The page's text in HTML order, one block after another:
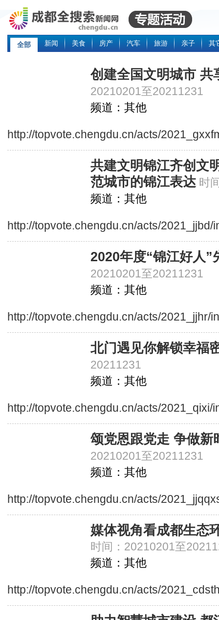
全部 新闻 美食 房产 汽车 旅游 亲子 其
创建全国文明城市 共
20210201至20211231
频道：其他
http://topvote.chengdu.cn/acts/
共建文明锦江齐创文
范城市的锦江表达 时
频道：其他
http://topvote.chengdu.cn/acts/2021_jjbd/
2020年度“锦江好人”
20210201至20211231
频道：其他
http://topvote.chengdu.cn/acts/2021_jjhr/
北门遇见你解锁幸福
20211231
频道：其他
http://topvote.chengdu.cn/acts/2021_qixi/
颂党恩跟党走 争做新
20210201至20211231
频道：其他
http://topvote.chengdu.cn/acts/
媒体视角看成都生态
时间：20210201至
频道：其他
http://topvote.chengdu.cn/acts/